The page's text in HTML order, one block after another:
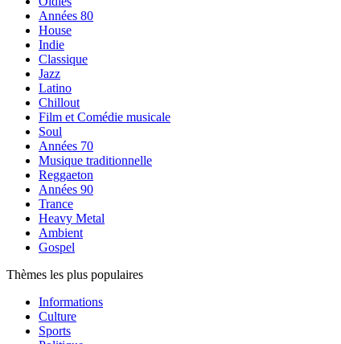
Années 80
House
Indie
Classique
Jazz
Latino
Chillout
Film et Comédie musicale
Soul
Années 70
Musique traditionnelle
Reggaeton
Années 90
Trance
Heavy Metal
Ambient
Gospel
Thèmes les plus populaires
Informations
Culture
Sports